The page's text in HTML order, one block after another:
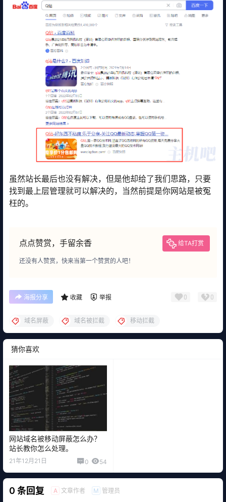
虽然站长最后也没有解决，但是他却给了我们思路，只要
找到最上层管理就可以解决的，当然前提是你网站是被冤
枉的。
点点赞赏，手留余香 给TA打赏
还没有人赞赏，快来当第一个赞赏的人吧！
海报分享 收藏 举报 0 0
域名屏蔽 域名被拦截 移动拦截
猜你喜欢
网站域名被移动屏蔽怎么办？
站长教你怎么处理。
21年12月21日 0 54
0 条回复 A 文章作者 M 管理员